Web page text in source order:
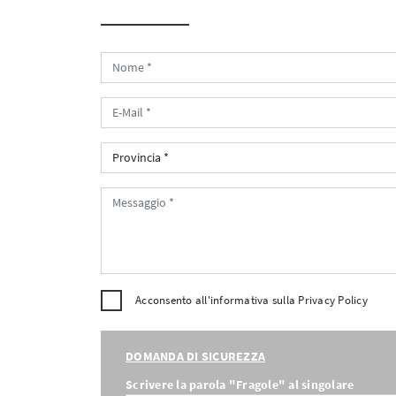
Acconsento all'informativa sulla Privacy Policy
DOMANDA DI SICUREZZA
Scrivere la parola "Fragole" al singolare